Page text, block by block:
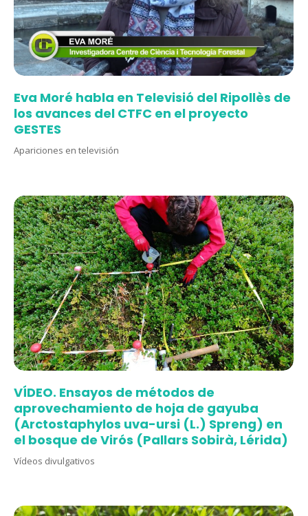
Eva Moré habla en Televisió del Ripollès de
los avances del CTFC en el proyecto
GESTES
Apariciones en televisión
VÍDEO. Ensayos de métodos de
aprovechamiento de hoja de gayuba
(Arctostaphylos uva-ursi (L.) Spreng) en
el bosque de Virós (Pallars Sobirà, Lérida)
Vídeos divulgativos